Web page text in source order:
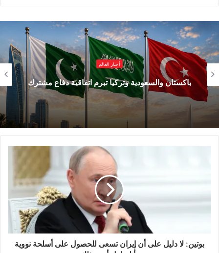
بقيمة 11.39 مليار دولار أمريكي خلال فترة المعرض.
ويمثل هذان الرقمان زيادة بنسبتي 45.8 في المائة
و10.6 في المائة على التوالي مقارنة بالدورة السابقة
في عام 2023.
وما يلفت الانتباه في هذه النسخة هو الحضور العربي
البارز، إذ شاركت دول مثل مصر والجزائر والمغرب
وغيرها من الدول العربية الأفريقية بفعالية وحيوية،
مما أضفى بُعدا جديدا على آفاق التعاون الصيني-
العربي، وأسهم في توسيع نطاقه وتعميق انفتاحه،
فاتحا بذلك آفاقا واعدة لمزيد من العمل المشترك في
أخبار العالم
باكستان والسعودية وتركيا تبرم اتفاقية دفاع مشترك
بوتين: لا دليل على أن إيران تسعى للحصول على أسلحة نووية